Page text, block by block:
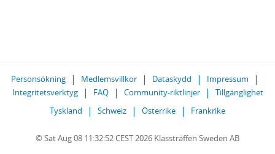
Personsökning Medlemsvillkor Dataskydd
Impressum
Integritetsverktyg
FAQ Community-riktlinjer
Tillgänglighet
Tyskland
Schweiz Österrike Frankrike
© Sat Aug 08 11:32:52 CEST 2026 Klassträffen Sweden AB